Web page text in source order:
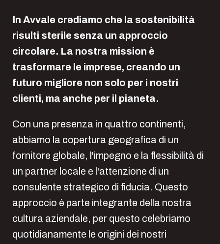
In Avvale crediamo che la sostenibilità
risulti sterile senza un approccio
circolare. La nostra mission è
trasformare le imprese, creando un
futuro migliore non solo per i nostri
clienti, ma anche per il pianeta.
Con una presenza in quattro continenti,
abbiamo la copertura geografica di un
fornitore globale, l'impegno e la flessibilità di
un partner locale e l'attenzione di un
consulente strategico di fiducia. Questo
approccio è parte integrante della nostra
cultura aziendale, per questo celebriamo
quotidianamente le origini dei nostri